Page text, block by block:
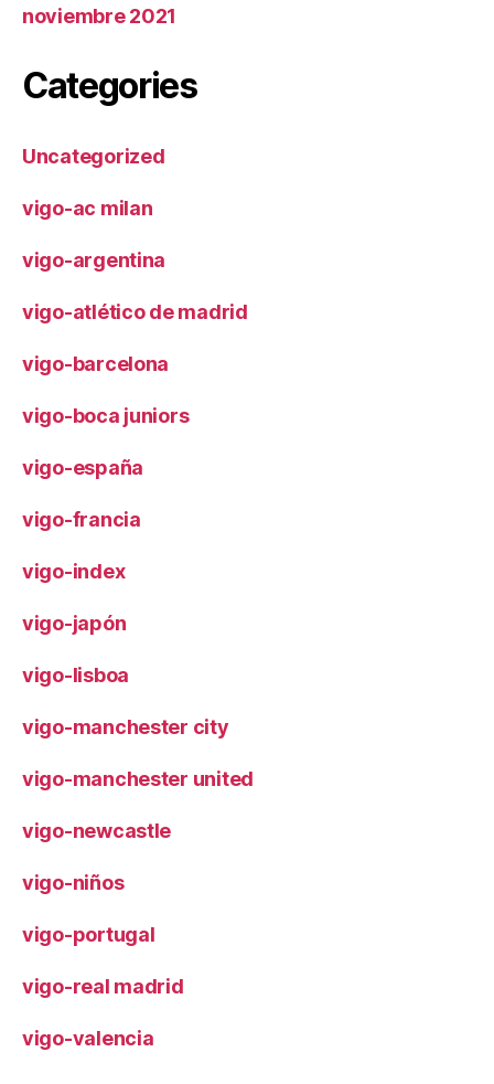
noviembre 2021
Categories
Uncategorized
vigo-ac milan
vigo-argentina
vigo-atlético de madrid
vigo-barcelona
vigo-boca juniors
vigo-españa
vigo-francia
vigo-index
vigo-japón
vigo-lisboa
vigo-manchester city
vigo-manchester united
vigo-newcastle
vigo-niños
vigo-portugal
vigo-real madrid
vigo-valencia